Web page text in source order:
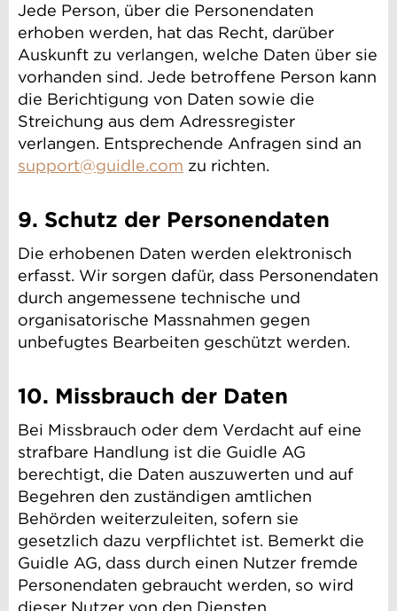
Jede Person, über die Personendaten
erhoben werden, hat das Recht, darüber
Auskunft zu verlangen, welche Daten über sie
vorhanden sind. Jede betroffene Person kann
die Berichtigung von Daten sowie die
Streichung aus dem Adressregister
verlangen. Entsprechende Anfragen sind an
support@guidle.com zu richten.
9. Schutz der Personendaten
Die erhobenen Daten werden elektronisch
erfasst. Wir sorgen dafür, dass Personendaten
durch angemessene technische und
organisatorische Massnahmen gegen
unbefugtes Bearbeiten geschützt werden.
10. Missbrauch der Daten
Bei Missbrauch oder dem Verdacht auf eine
strafbare Handlung ist die Guidle AG
berechtigt, die Daten auszuwerten und auf
Begehren den zuständigen amtlichen
Behörden weiterzuleiten, sofern sie
gesetzlich dazu verpflichtet ist. Bemerkt die
Guidle AG, dass durch einen Nutzer fremde
Personendaten gebraucht werden, so wird